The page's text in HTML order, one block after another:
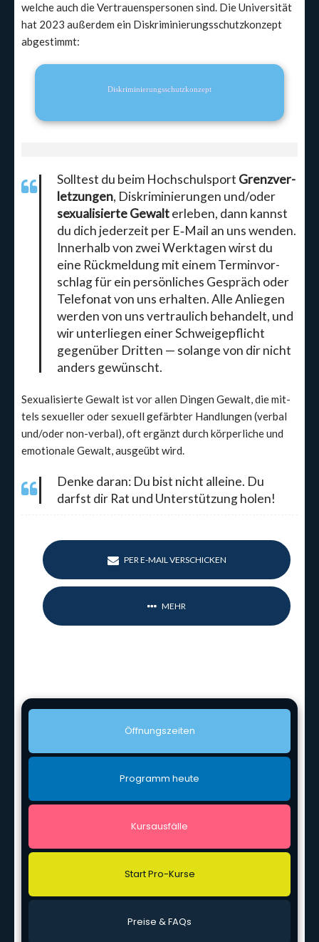
wel­che auch die Ver­trau­ens­per­so­nen sind. Die Uni­ver­si­tät
hat 2023 außer­dem ein Dis­kri­mi­nie­rungs­schutz­kon­zept
abge­stimmt:
Dis­kri­mi­nie­rungs­schutz­kon­zept
Soll­test du beim Hoch­schul­sport Grenz­ver­
let­zun­gen, Dis­kri­mi­nie­run­gen und/oder
sexua­li­sier­te Gewalterle­ben, dann kannst
du dich jeder­zeit per E‑Mail an uns wen­den.
Inner­halb von zwei Werk­ta­gen wirst du
eine Rück­mel­dung mit einem Ter­min­vor­
schlag für ein per­sön­li­ches Gespräch oder
Tele­fo­nat von uns erhal­ten. Alle Anlie­gen
wer­den von uns ver­trau­lich behan­delt, und
wir unter­lie­gen einer Schwei­ge­pflicht
gegen­über Drit­ten — solan­ge von dir nicht
anders gewünscht.
Sexua­li­sier­te Gewalt ist vor allen Din­gen Gewalt, die mit­
tels sexu­el­ler oder sexu­ell gefärb­ter Hand­lun­gen (ver­bal
und/oder non-ver­bal), oft ergänzt durch kör­per­li­che und
emo­tio­na­le Gewalt, aus­ge­übt wird.
Den­ke dar­an: Du bist nicht allei­ne. Du
darfst dir Rat und Unter­stüt­zung holen!
PER E-MAIL VERSCHICKEN
MEHR
Öff­nungs­zei­ten
Pro­gramm heu­te
Kurs­aus­fäl­le
Start Pro-Kur­se
Prei­se & FAQs